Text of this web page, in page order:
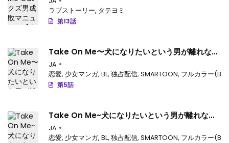
第1.4話 : 第1.4話
第1.2話 : 第1.2話
第1.1話 : 第1.1話
ラブストーリー, タテヨミ
第13話
Take On Me〜犬になりたいという男が離れな
い！〜
JA
恋愛, 少女マンガ, BL, 独占配信, SMARTOON, フルカラー(BL)
第5話
Take On Me~犬になりたいという男が離れな
い！~
JA
恋愛, 少女マンガ, BL, 独占配信, SMARTOON, フルカラー(BL)